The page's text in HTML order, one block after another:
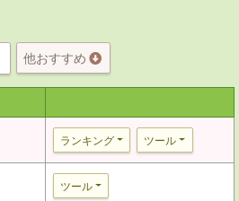
他おすすめ
ランキング ツール
ツール